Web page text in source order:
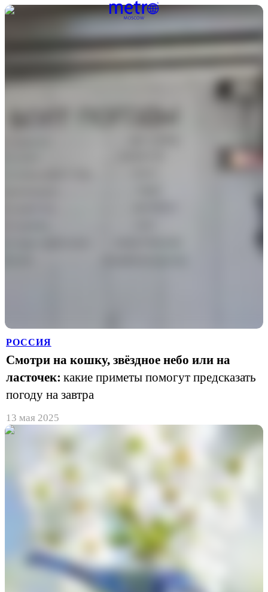
РОССИЯ
Смотри на кошку, звёздное небо или на
ласточек: какие приметы помогут предсказать
погоду на завтра
13 мая 2025